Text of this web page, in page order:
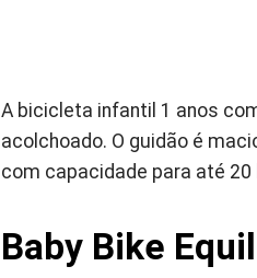
A bicicleta infantil 1 anos
acolchoado. O guidão é
com capacidade para até 20
Baby Bike